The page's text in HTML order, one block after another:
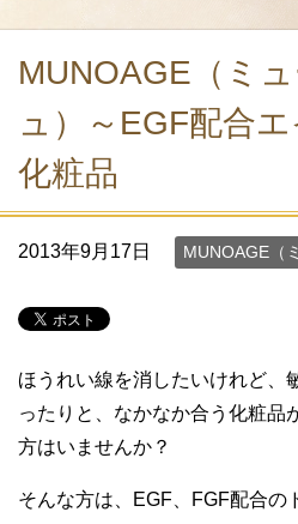
MUNOAGE（ミ
ュ）～EGF配合
化粧品
2013年9月17日 MUNOAGE（
ほうれい線を消したいけれど、
ったりと、なかなか合う化粧品
方はいませんか？
そんな方は、EGF、FGF配合